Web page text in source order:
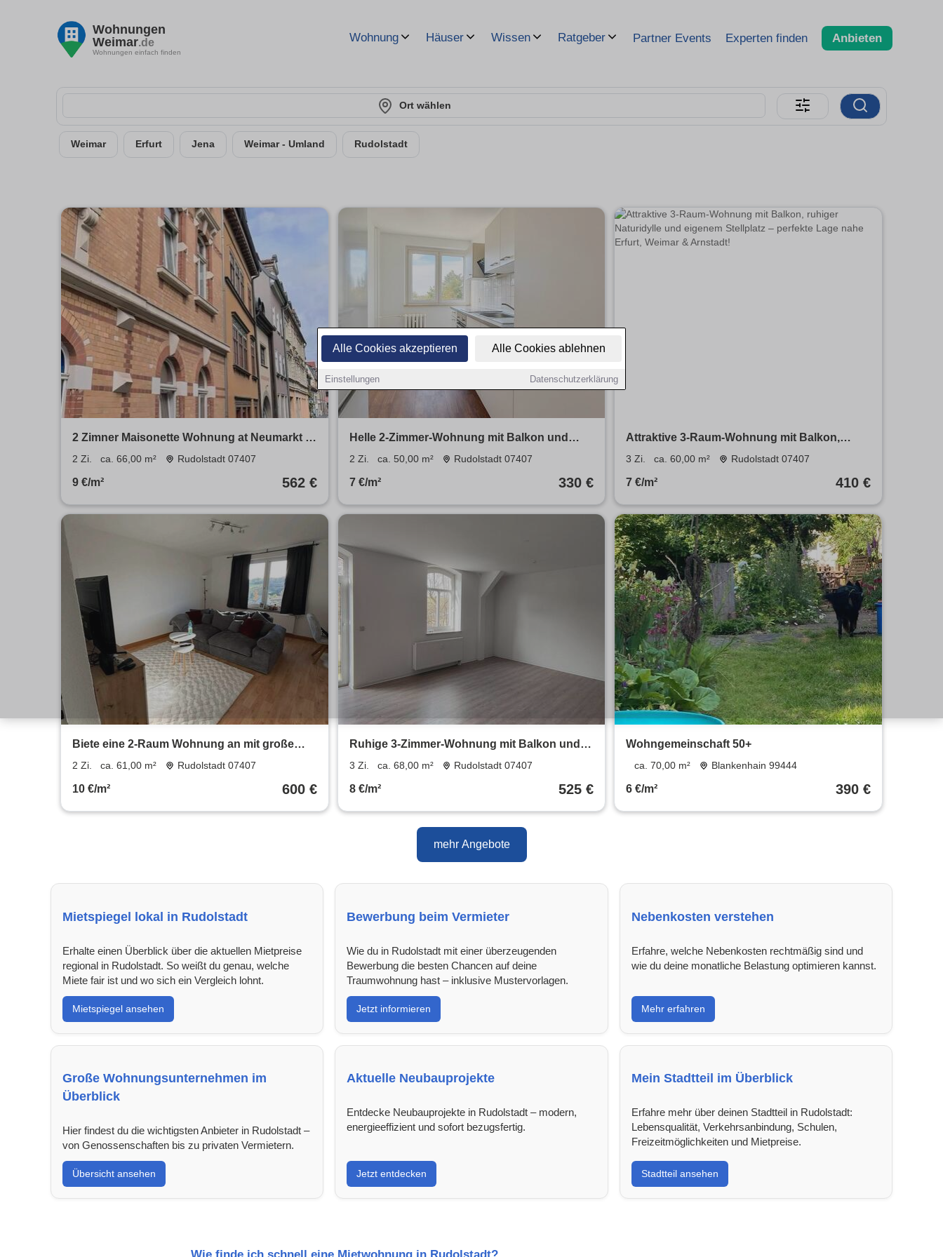
Alle Cookies akzeptieren Alle Cookies ablehnen
Einstellungen Datenschutzerklärung
Wohnungen
Weimar.de
Wohnungen einfach finden
Wohnung Häuser Wissen Ratgeber Partner Events Experten finden Anbieten
Ort wählen
Weimar Erfurt Jena Weimar - Umland Rudolstadt
2 Zimner Maisonette Wohnung at Neumarkt 3,
07407 Rudolstadt
2 Zi. ca. 66,00 m² Rudolstadt 07407
9 €/m² 562 €
Helle 2-Zimmer-Wohnung mit Balkon und
traumhaftem Weitblick – ruhige Lage nahe
2 Zi. ca. 50,00 m² Rudolstadt 07407
7 €/m² 330 €
Attraktive 3-Raum-Wohnung mit Balkon,
ruhiger Naturidylle und eigenem Stellplatz –
Arnstadt!
3 Zi. ca. 60,00 m² Rudolstadt 07407
7 €/m² 410 €
Biete eine 2-Raum Wohnung an mit große
Küche
2 Zi. ca. 61,00 m² Rudolstadt 07407
10 €/m² 600 €
Ruhige 3-Zimmer-Wohnung mit Balkon und
Gartenblick in Rudolstadt
3 Zi. ca. 68,00 m² Rudolstadt 07407
8 €/m² 525 €
Wohngemeinschaft 50+
ca. 70,00 m² Blankenhain 99444
6 €/m² 390 €
mehr Angebote
Mietspiegel lokal in Rudolstadt
Erhalte einen Überblick über die aktuellen Mietpreise
regional in Rudolstadt. So weißt du genau, welche
Miete fair ist und wo sich ein Vergleich lohnt.
Mietspiegel ansehen
Bewerbung beim Vermieter
Wie du in Rudolstadt mit einer überzeugenden
Bewerbung die besten Chancen auf deine
Traumwohnung hast – inklusive Mustervorlagen.
Jetzt informieren
Nebenkosten verstehen
Erfahre, welche Nebenkosten rechtmäßig sind und
wie du deine monatliche Belastung optimieren kannst.
Mehr erfahren
Große Wohnungsunternehmen im
Überblick
Hier findest du die wichtigsten Anbieter in Rudolstadt –
von Genossenschaften bis zu privaten Vermietern.
Übersicht ansehen
Aktuelle Neubauprojekte
Entdecke Neubauprojekte in Rudolstadt – modern,
energieeffizient und sofort bezugsfertig.
Jetzt entdecken
Mein Stadtteil im Überblick
Erfahre mehr über deinen Stadtteil in Rudolstadt:
Lebensqualität, Verkehrsanbindung, Schulen,
Freizeitmöglichkeiten und Mietpreise.
Stadtteil ansehen